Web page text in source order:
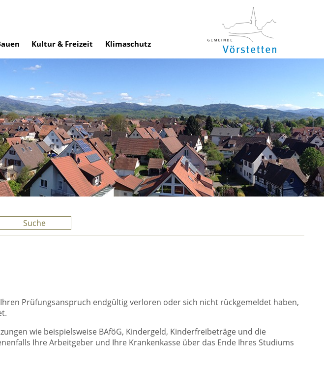
Kultur & Freizeit Klimaschutz
Suche
Prüfungsanspruch endgültig verloren oder sich nicht rückgemeldet haben,
wie beispielsweise BAföG, Kindergeld, Kinderfreibeträge und die
Ihre Arbeitgeber und Ihre Krankenkasse über das Ende Ihres Studiums